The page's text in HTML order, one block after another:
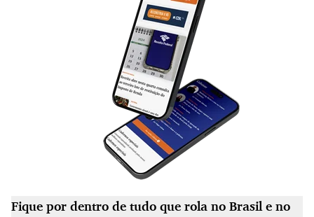
Fique por dentro de tudo que rola no Brasil e no